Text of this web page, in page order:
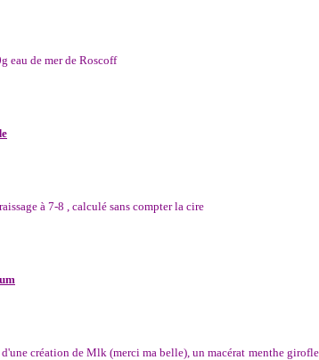
eau de mer de Roscoff
à 7-8 , calculé sans compter la cire
création de Mlk (merci ma belle), un macérat menthe